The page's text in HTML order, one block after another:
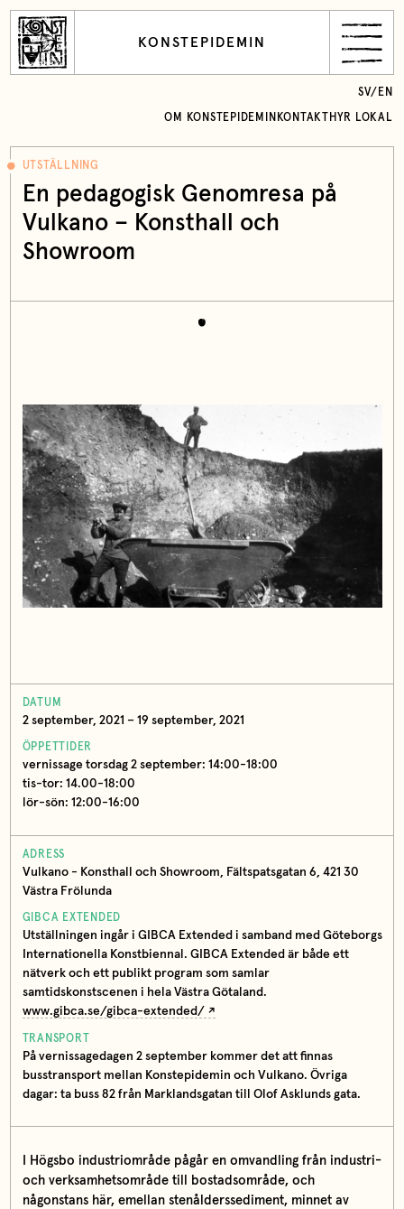
KONSTEPIDEMIN
OM KONSTEPIDEMIN KONTAKT HYR LOKAL
SV/ EN
UTSTÄLLNING
En pedagogisk Genomresa på
Vulkano – Konsthall och
Showroom
DATUM
2 september, 2021 – 19 september, 2021
ÖPPETTIDER
vernissage torsdag 2 september: 14:00-18:00
tis-tor: 14.00-18:00
lör-sön: 12:00-16:00
ADRESS
Vulkano - Konsthall och Showroom, Fältspatsgatan 6, 421 30
Västra Frölunda
GIBCA EXTENDED
Utställningen ingår i GIBCA Extended i samband med Göteborgs
Internationella Konstbiennal. GIBCA Extended är både ett
nätverk och ett publikt program som samlar
samtidskonstscenen i hela Västra Götaland.
www.gibca.se/gibca-extended/
TRANSPORT
På vernissagedagen 2 september kommer det att finnas
busstransport mellan Konstepidemin och Vulkano. Övriga
dagar: ta buss 82 från Marklandsgatan till Olof Asklunds gata.
I Högsbo industriområde pågår en omvandling från industri-
och verksamhetsområde till bostadsområde, och
någonstans här, emellan stenålderssediment, minnet av